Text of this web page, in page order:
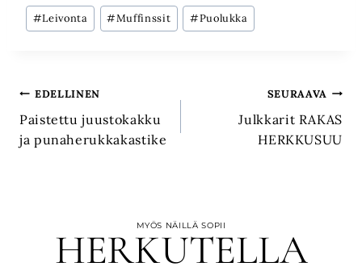
Avainsanat:
#Leivonta #Muffinssit #Puolukka
Artikkelien
selaus
EDELLINEN
Paistettu juustokakku
ja punaherukkakastike
SEURAAVA
Julkkarit RAKAS
HERKKUSUU
MYÖS NÄILLÄ SOPII
HERKUTELLA